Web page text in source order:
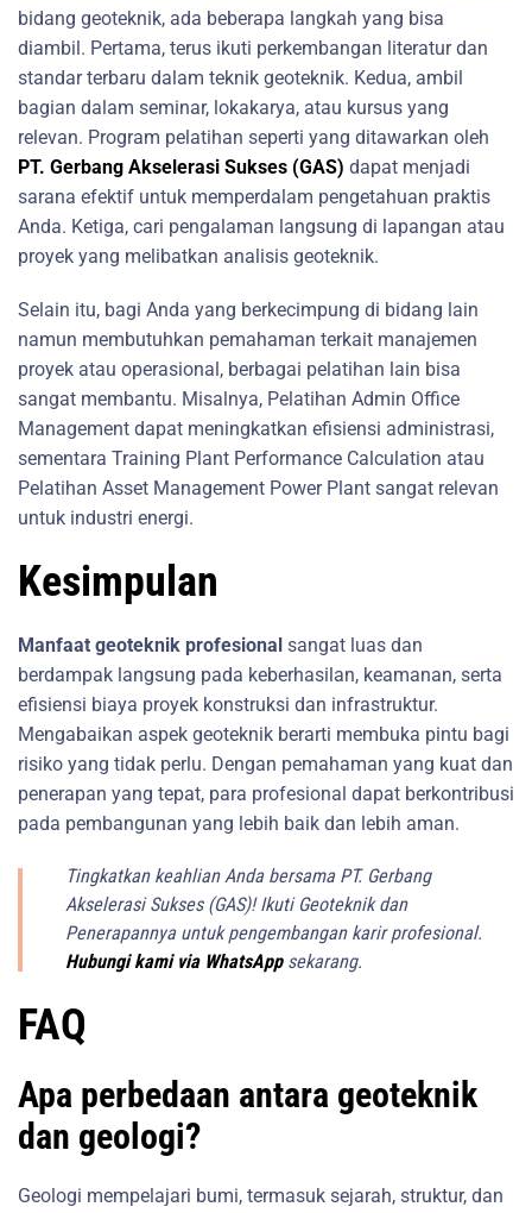
bidang geoteknik, ada beberapa langkah yang bisa
diambil. Pertama, terus ikuti perkembangan literatur dan
standar terbaru dalam teknik geoteknik. Kedua, ambil
bagian dalam seminar, lokakarya, atau kursus yang
relevan. Program pelatihan seperti yang ditawarkan oleh
PT. Gerbang Akselerasi Sukses (GAS) dapat menjadi
sarana efektif untuk memperdalam pengetahuan praktis
Anda. Ketiga, cari pengalaman langsung di lapangan atau
proyek yang melibatkan analisis geoteknik.
Selain itu, bagi Anda yang berkecimpung di bidang lain
namun membutuhkan pemahaman terkait manajemen
proyek atau operasional, berbagai pelatihan lain bisa
sangat membantu. Misalnya, Pelatihan Admin Office
Management dapat meningkatkan efisiensi administrasi,
sementara Training Plant Performance Calculation atau
Pelatihan Asset Management Power Plant sangat relevan
untuk industri energi.
Kesimpulan
Manfaat geoteknik profesional sangat luas dan
berdampak langsung pada keberhasilan, keamanan, serta
efisiensi biaya proyek konstruksi dan infrastruktur.
Mengabaikan aspek geoteknik berarti membuka pintu bagi
risiko yang tidak perlu. Dengan pemahaman yang kuat dan
penerapan yang tepat, para profesional dapat berkontribusi
pada pembangunan yang lebih baik dan lebih aman.
Tingkatkan keahlian Anda bersama PT. Gerbang
Akselerasi Sukses (GAS)! Ikuti Geoteknik dan
Penerapannya untuk pengembangan karir profesional.
Hubungi kami via WhatsAppsekarang.
FAQ
Apa perbedaan antara geoteknik
dan geologi?
Geologi mempelajari bumi, termasuk sejarah, struktur, dan